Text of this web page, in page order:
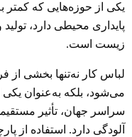
یکی از حوزه‌هایی که کمتر
پایداری محیطی دارد،
زیست است.
لباس کار نه‌تنها بخشی
می‌شود، بلکه به‌عنوان
سراسر جهان، تأثیر
آلودگی دارد. استفاده از